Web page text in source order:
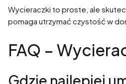
Wycieraczki to proste, ale
pomaga utrzymać czystość w
FAQ –
Gdzie najlepiej